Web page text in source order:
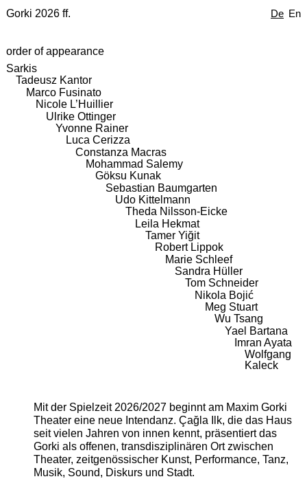
De En
Gorki 2026 ff.
order of appearance
Sarkis
Tadeusz Kantor
Marco Fusinato
Nicole L’Huillier
Ulrike Ottinger
Yvonne Rainer
Luca Cerizza
Constanza Macras
Mohammad Salemy
Göksu Kunak
Sebastian Baumgarten
Udo Kittelmann
Theda Nilsson-Eicke
Leila Hekmat
Tamer Yiğit
Robert Lippok
Marie Schleef
Sandra Hüller
Tom Schneider
Nikola Bojić
Meg Stuart
Wu Tsang
Yael Bartana
Imran Ayata
Wolfgang
Kaleck
Mit der Spielzeit 2026/2027 beginnt am Maxim Gorki
Theater eine neue Intendanz. Çağla Ilk, die das Haus
seit vielen Jahren von innen kennt, präsentiert das
Gorki als offenen, transdisziplinären Ort zwischen
Theater, zeitgenössischer Kunst, Performance, Tanz,
Musik, Sound, Diskurs und Stadt.